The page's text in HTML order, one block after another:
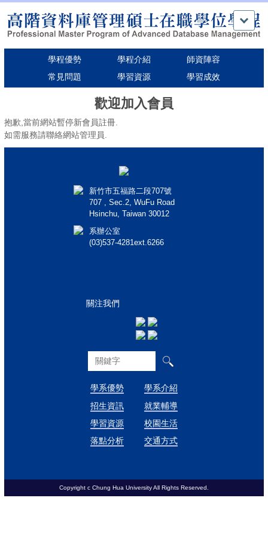
到
主
要
區
學程優勢 學程介紹
師資陣容
常見問題
學習資源 學習成效
歡迎加入會員
抱歉,當前網站暫停新會員註冊.
如需服務請聯絡網站管理員.
新竹市五福路二段707號
707 , Sec.2, WuFu Road
Hsinchu, Taiwan 30012
系辦公室
(03)537-4281ext.6266
關注我們
學系優勢
招生資訊
學習資源
落點分析
學系介紹
就業輔導
校園生活
交通方式
Copyright c Chung Hua University All Rights Reserved.